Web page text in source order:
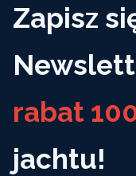
Zapisz
rabat
jachtu!